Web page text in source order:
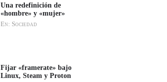
Una redefinición de
«hombre» y «mujer»
En: Sociedad
Fijar «framerate» bajo
Linux, Steam y Proton